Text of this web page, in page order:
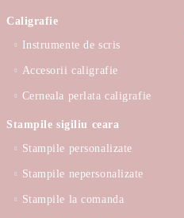
Caligrafie
Instrumente de scris
Accesorii caligrafie
Cerneala perlata caligrafie
Stampile sigiliu ceara
Stampile personalizate
Stampile nepersonalizate
Stampile la comanda